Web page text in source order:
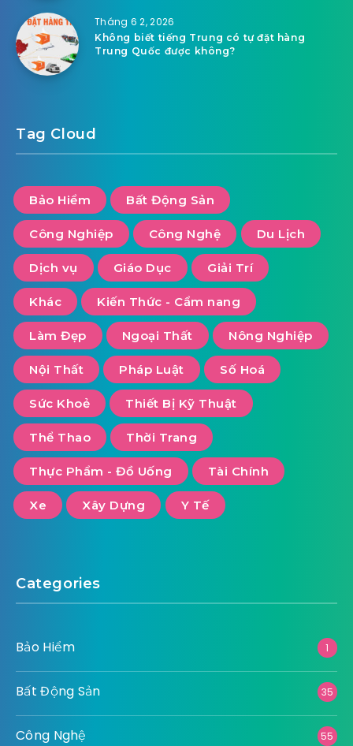
Tháng 6 2, 2026
Không biết tiếng Trung có tự đặt hàng
Trung Quốc được không?
Tag Cloud
Bảo Hiểm Bất Động Sản
Công Nghiệp Công Nghệ Du Lịch
Dịch vụ Giáo Dục Giải Trí
Khác Kiến Thức - Cẩm nang
Làm Đẹp Ngoại Thất Nông Nghiệp
Nội Thất Pháp Luật Số Hoá
Sức Khoẻ Thiết Bị Kỹ Thuật
Thể Thao Thời Trang
Thực Phẩm - Đồ Uống Tài Chính
Xe Xây Dựng Y Tế
Categories
Bảo Hiểm 1
Bất Động Sản 35
Công Nghệ 55